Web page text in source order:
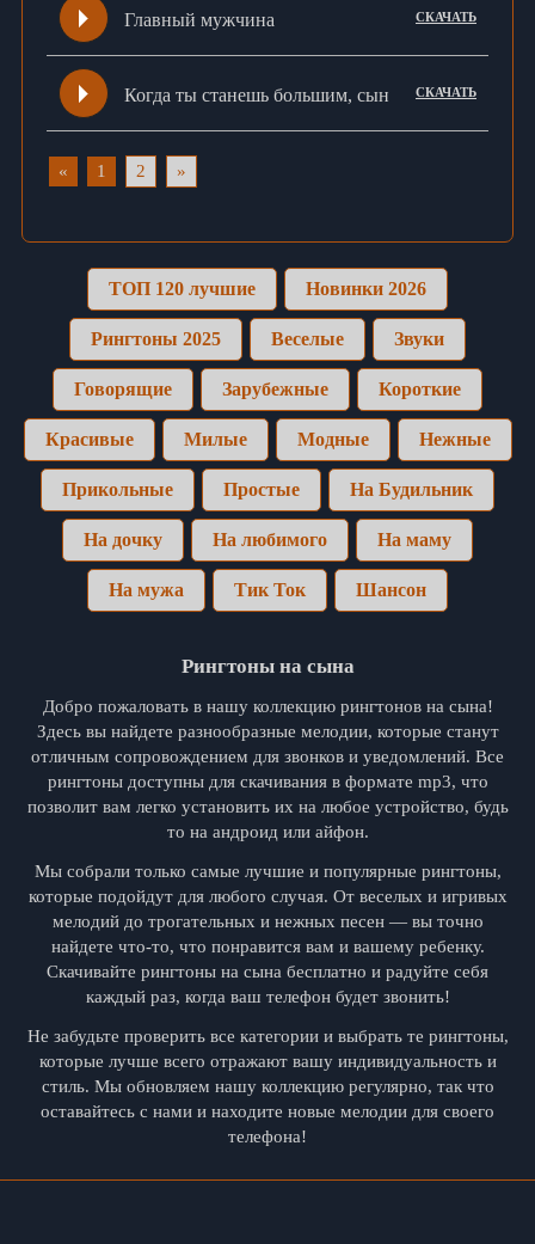
Главный мужчина СКАЧАТЬ
Когда ты станешь большим, сын СКАЧАТЬ
« 1 2 »
ТОП 120 лучшие Новинки 2026
Рингтоны 2025 Веселые Звуки
Говорящие Зарубежные Короткие
Красивые Милые Модные Нежные
Прикольные Простые На Будильник
На дочку На любимого На маму
На мужа Тик Ток Шансон
Рингтоны на сына
Добро пожаловать в нашу коллекцию рингтонов на сына!
Здесь вы найдете разнообразные мелодии, которые станут
отличным сопровождением для звонков и уведомлений. Все
рингтоны доступны для скачивания в формате mp3, что
позволит вам легко установить их на любое устройство, будь
то на андроид или айфон.
Мы собрали только самые лучшие и популярные рингтоны,
которые подойдут для любого случая. От веселых и игривых
мелодий до трогательных и нежных песен — вы точно
найдете что-то, что понравится вам и вашему ребенку.
Скачивайте рингтоны на сына бесплатно и радуйте себя
каждый раз, когда ваш телефон будет звонить!
Не забудьте проверить все категории и выбрать те рингтоны,
которые лучше всего отражают вашу индивидуальность и
стиль. Мы обновляем нашу коллекцию регулярно, так что
оставайтесь с нами и находите новые мелодии для своего
телефона!